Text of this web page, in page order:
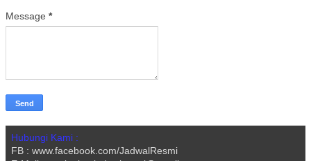
Message *
Hubungi Kami :
FB : www.facebook.com/JadwalResmi